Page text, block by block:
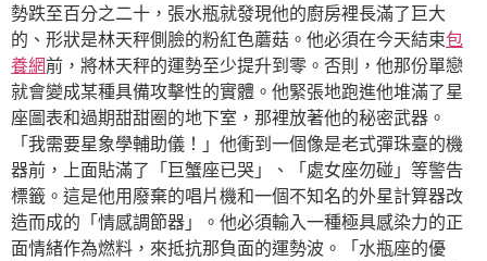
勢跌至百分之二十，張水瓶就發現他的廚房裡長滿了巨大
的、形狀是林天秤側臉的粉紅色蘑菇。他必須在今天結束包
養網前，將林天秤的運勢至少提升到零。否則，他那份單戀
就會變成某種具備攻擊性的實體。他緊張地跑進他堆滿了星
座圖表和過期甜甜圈的地下室，那裡放著他的秘密武器。
「我需要星象學輔助儀！」他衝到一個像是老式彈珠臺的機
器前，上面貼滿了「巨蟹座已哭」、「處女座勿碰」等警告
標籤。這是他用廢棄的唱片機和一個不知名的外星計算器改
造而成的「情感調節器」。他必須輸入一種極具感染力的正
面情緒作為燃料，來抵抗那負面的運勢波。「水瓶座的優